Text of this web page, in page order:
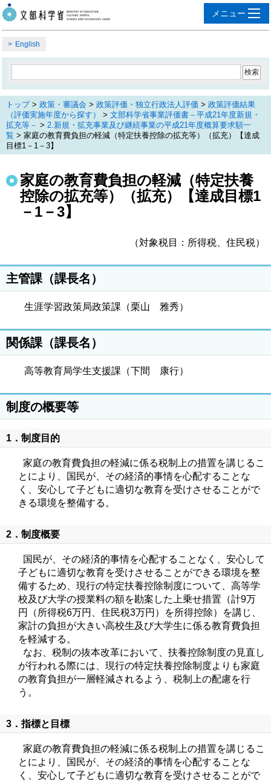
English
トップ> 政策・審議会 > 政策評価・独立行政法人評価 > 政策評価結果
（評価実施年度から探す）
> 文部科学省事業評価書－平成21年度新規・
拡充等－ > 2.新規・拡充事業及び継続事業の平成21年度概算要求額一
覧 > 家庭の教育費負担の軽減（特定扶養控除の拡充等）（拡充）【達成
目標1－1－3】
家庭の教育費負担の軽減（特定扶養
控除の拡充等）（拡充）【達成目標1
－1－3】
（対象税目：所得税、住民税）
主管課（課長名）
生涯学習政策局政策課（栗山 雅秀）
関係課（課長名）
高等教育局学生支援課（下間 康行）
制度の概要等
1．制度目的
家庭の教育費負担の軽減に係る税制上の措置を講じるこ
とにより、国民が、その経済的事情を心配することな
く、安心して子どもに適切な教育を受けさせることがで
きる環境を整備する。
2．制度概要
国民が、その経済的事情を心配することなく、安心して
子どもに適切な教育を受けさせることができる環境を整
備するため、現行の特定扶養控除制度について、高等学
校及び大学の授業料の額を勘案した上乗せ措置（計9万
円（所得税6万円、住民税3万円）を所得控除）を講じ、
家計の負担が大きい高校生及び大学生に係る教育費負担
を軽減する。
なお、税制の抜本改革において、扶養控除制度の見直し
が行われる際には、現行の特定扶養控除制度よりも家庭
の教育負担が一層軽減されるよう、税制上の配慮を行
う。
3．指標と目標
家庭の教育費負担の軽減に係る税制上の措置を講じるこ
とにより、国民が、その経済的事情を心配することな
く、安心して子どもに適切な教育を受けさせることがで